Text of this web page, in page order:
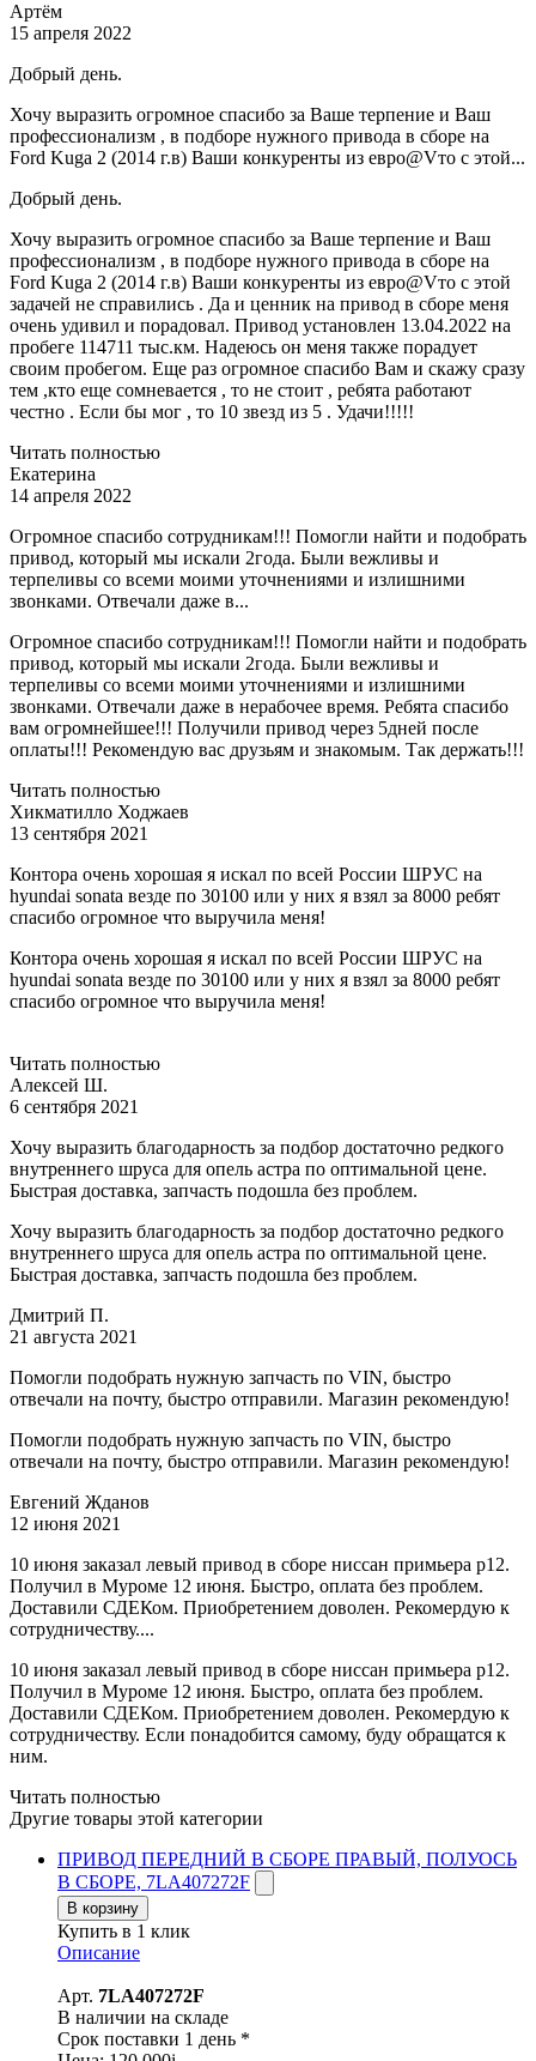
Артём
15 апреля 2022
Добрый день.
Хочу выразить огромное спасибо за Ваше терпение и Ваш
профессионализм , в подборе нужного привода в сборе на
Ford Kuga 2 (2014 г.в) Ваши конкуренты из евро@Vто с этой...
Добрый день.
Хочу выразить огромное спасибо за Ваше терпение и Ваш
профессионализм , в подборе нужного привода в сборе на
Ford Kuga 2 (2014 г.в) Ваши конкуренты из евро@Vто с этой
задачей не справились . Да и ценник на привод в сборе меня
очень удивил и порадовал. Привод установлен 13.04.2022 на
пробеге 114711 тыс.км. Надеюсь он меня также порадует
своим пробегом. Еще раз огромное спасибо Вам и скажу сразу
тем ,кто еще сомневается , то не стоит , ребята работают
честно . Если бы мог , то 10 звезд из 5 . Удачи!!!!!
Читать полностью
Екатерина
14 апреля 2022
Огромное спасибо сотрудникам!!! Помогли найти и подобрать
привод, который мы искали 2года. Были вежливы и
терпеливы со всеми моими уточнениями и излишними
звонками. Отвечали даже в...
Огромное спасибо сотрудникам!!! Помогли найти и подобрать
привод, который мы искали 2года. Были вежливы и
терпеливы со всеми моими уточнениями и излишними
звонками. Отвечали даже в нерабочее время. Ребята спасибо
вам огромнейшее!!! Получили привод через 5дней после
оплаты!!! Рекомендую вас друзьям и знакомым. Так держать!!!
Читать полностью
Хикматилло Ходжаев
13 сентября 2021
Контора очень хорошая я искал по всей России ШРУС на
hyundai sonata везде по 30100 или у них я взял за 8000 ребят
спасибо огромное что выручила меня!
Контора очень хорошая я искал по всей России ШРУС на
hyundai sonata везде по 30100 или у них я взял за 8000 ребят
спасибо огромное что выручила меня!
Читать полностью
Алексей Ш.
6 сентября 2021
Хочу выразить благодарность за подбор достаточно редкого
внутреннего шруса для опель астра по оптимальной цене.
Быстрая доставка, запчасть подошла без проблем.
Хочу выразить благодарность за подбор достаточно редкого
внутреннего шруса для опель астра по оптимальной цене.
Быстрая доставка, запчасть подошла без проблем.
Дмитрий П.
21 августа 2021
Помогли подобрать нужную запчасть по VIN, быстро
отвечали на почту, быстро отправили. Магазин рекомендую!
Помогли подобрать нужную запчасть по VIN, быстро
отвечали на почту, быстро отправили. Магазин рекомендую!
Евгений Жданов
12 июня 2021
10 июня заказал левый привод в сборе ниссан примьера р12.
Получил в Муроме 12 июня. Быстро, оплата без проблем.
Доставили СДЕКом. Приобретением доволен. Рекомердую к
сотрудничеству....
10 июня заказал левый привод в сборе ниссан примьера р12.
Получил в Муроме 12 июня. Быстро, оплата без проблем.
Доставили СДЕКом. Приобретением доволен. Рекомердую к
сотрудничеству. Если понадобится самому, буду обращатся к
ним.
Читать полностью
Другие товары этой категории
ПРИВОД ПЕРЕДНИЙ В СБОРЕ ПРАВЫЙ, ПОЛУОСЬ
В СБОРЕ, 7LA407272F
В корзину
Купить в 1 клик
Описание
Арт. 7LA407272F
В наличии на складе
Срок поставки 1 день *